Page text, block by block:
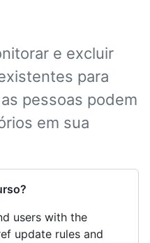
e excluir
para
pessoas podem
em sua
users with the
update rules and